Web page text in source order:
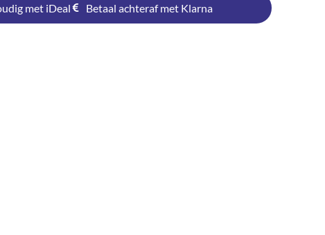
met iDeal Betaal achteraf met Klarna